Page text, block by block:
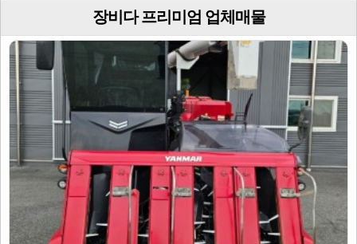
장비다 프리미엄 업체매물